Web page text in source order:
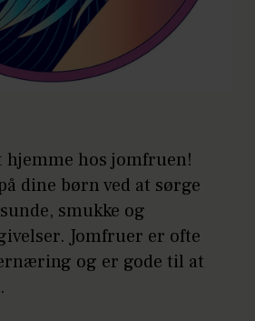
hos jomfruen!
dine børn ved at sørge
smukke og
Jomfruer er ofte
og er gode til at